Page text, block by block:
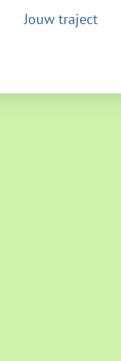
Jouw traject